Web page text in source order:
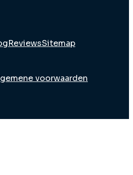
ReviewsSitemap
voorwaarden